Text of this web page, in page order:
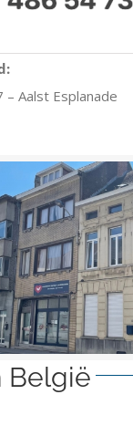
Aalst Esplanade
België